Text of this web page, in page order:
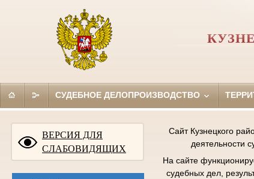
СУДЕБНОЕ ДЕЛОПРОИЗВОДСТВО
ВЕРСИЯ ДЛЯ
СЛАБОВИДЯЩИХ
Сайт Кузнецкого
деятельности
На сайте
судебных дел,